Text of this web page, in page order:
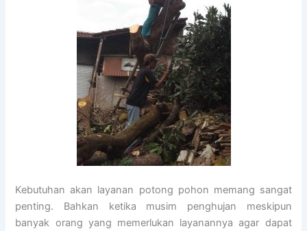
Kebutuhan akan layanan potong pohon memang sangat
penting. Bahkan ketika musim penghujan meskipun
banyak orang yang memerlukan layanannya agar dapat